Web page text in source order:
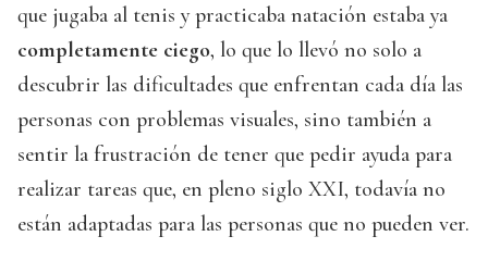
que jugaba al tenis y practicaba natación estaba ya
completamente ciego, lo que lo llevó no solo a
descubrir las dificultades que enfrentan cada día las
personas con problemas visuales, sino también a
sentir la frustración de tener que pedir ayuda para
realizar tareas que, en pleno siglo XXI, todavía no
están adaptadas para las personas que no pueden ver.